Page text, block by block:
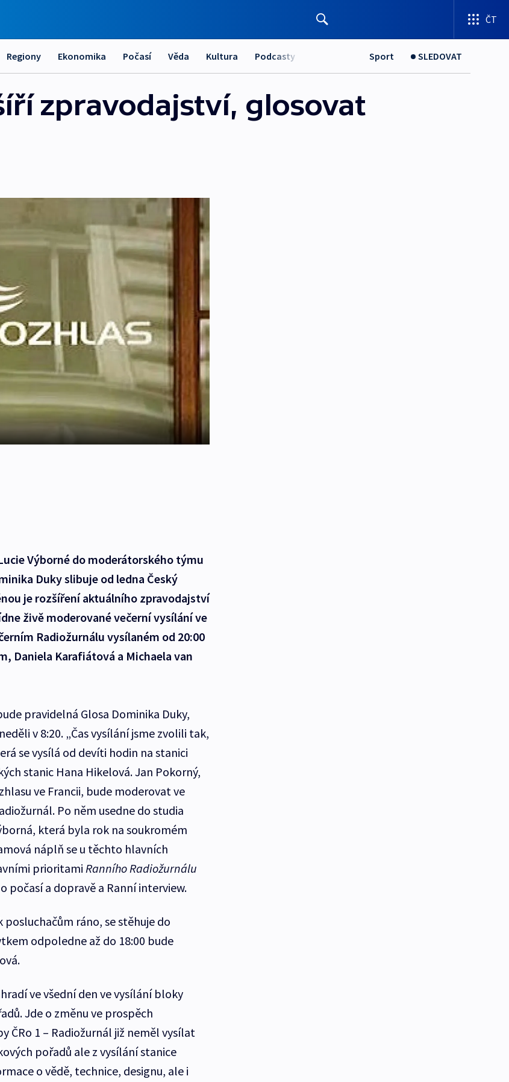
ČT
Regiony Ekonomika Počasí Věda Kultura Podcasty Sport SLEDOVAT
zpravodajství, glosovat
Výborné do moderátorského týmu
Duky slibuje od ledna Český
je rozšíření aktuálního zpravodajství
živě moderované večerní vysílání ve
Radiožurnálu vysílaném od 20:00
Daniela Karafiátová a Michaela van
pravidelná Glosa Dominika Duky,
v 8:20. „Čas vysílání jsme zvolili tak,
se vysílá od devíti hodin na stanici
stanic Hana Hikelová. Jan Pokorný,
ve Francii, bude moderovat ve
Po něm usedne do studia
která byla rok na soukromém
náplň se u těchto hlavních
prioritami Ranního Radiožurnálu
počasí a dopravě a Ranní interview.
ráno, se stěhuje do
odpoledne až do 18:00 bude
ve všední den ve vysílání bloky
Jde o změnu ve prospěch
ČRo 1 – Radiožurnál již neměl vysílat
pořadů ale z vysílání stanice
o vědě, technice, designu, ale i